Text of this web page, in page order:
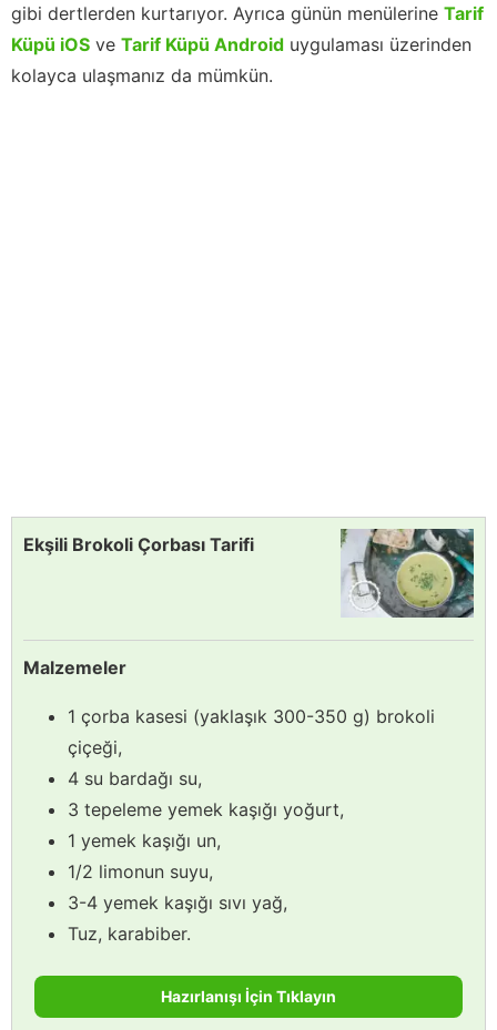
gibi dertlerden kurtarıyor. Ayrıca günün menülerine Tarif
Küpü iOS ve Tarif Küpü Android uygulaması üzerinden
kolayca ulaşmanız da mümkün.
Ekşili Brokoli Çorbası Tarifi
Malzemeler
1 çorba kasesi (yaklaşık 300-350 g) brokoli
çiçeği,
4 su bardağı su,
3 tepeleme yemek kaşığı yoğurt,
1 yemek kaşığı un,
1/2 limonun suyu,
3-4 yemek kaşığı sıvı yağ,
Tuz, karabiber.
Hazırlanışı İçin Tıklayın